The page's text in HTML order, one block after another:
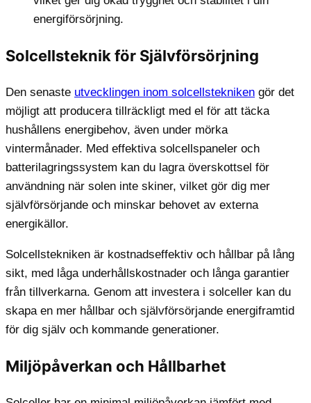
energiförsörjning.
Solcellsteknik för Självförsörjning
Den senaste utvecklingen inom solcellstekniken gör det
möjligt att producera tillräckligt med el för att täcka
hushållens energibehov, även under mörka
vintermånader. Med effektiva solcellspaneler och
batterilagringssystem kan du lagra överskottsel för
användning när solen inte skiner, vilket gör dig mer
självförsörjande och minskar behovet av externa
energikällor.
Solcellstekniken är kostnadseffektiv och hållbar på lång
sikt, med låga underhållskostnader och långa garantier
från tillverkarna. Genom att investera i solceller kan du
skapa en mer hållbar och självförsörjande energiframtid
för dig själv och kommande generationer.
Miljöpåverkan och Hållbarhet